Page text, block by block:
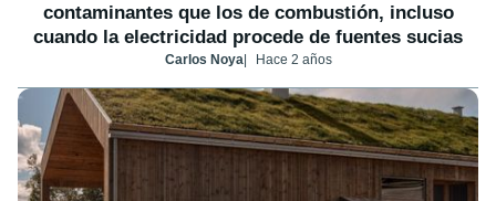
contaminantes que los de combustión, incluso
cuando la electricidad procede de fuentes sucias
Carlos Noya Hace 2 años